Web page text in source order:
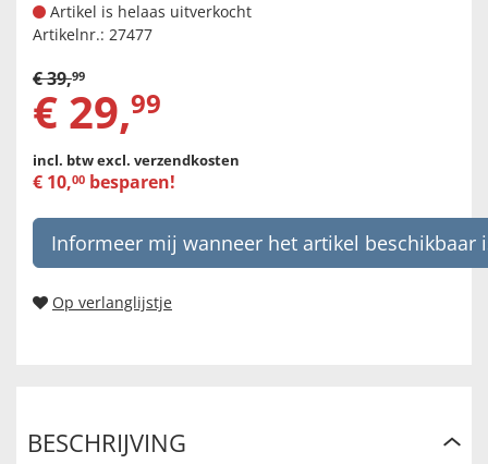
Artikel is helaas uitverkocht
Artikelnr.: 27477
€39,99
€ 29,99
incl. btwexcl. verzendkosten
€ 10,00 besparen!
Informeer mij wanneer het artikel beschikbaar
Op verlanglijstje
BESCHRIJVING